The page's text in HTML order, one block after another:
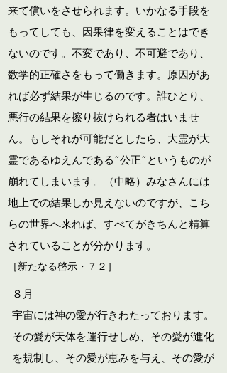
来て償いをさせられます。いかなる手段を
もってしても、因果律を変えることはでき
ないのです。不変であり、不可避であり、
数学的正確さをもって働きます。原因があ
れば必ず結果が生じるのです。誰ひとり、
悪行の結果を擦り抜けられる者はいませ
ん。もしそれが可能だとしたら、大霊が大
霊であるゆえんである“公正”というものが
崩れてしまいます。（中略）みなさんには
地上での結果しか見えないのですが、こち
らの世界へ来れば、すべてがきちんと精算
されていることが分かります。
［新たなる啓示・７２］
８月
宇宙には神の愛が行きわたっております。
その愛が天体を運行せしめ、その愛が進化
を規制し、その愛が恵みを与え、その愛が